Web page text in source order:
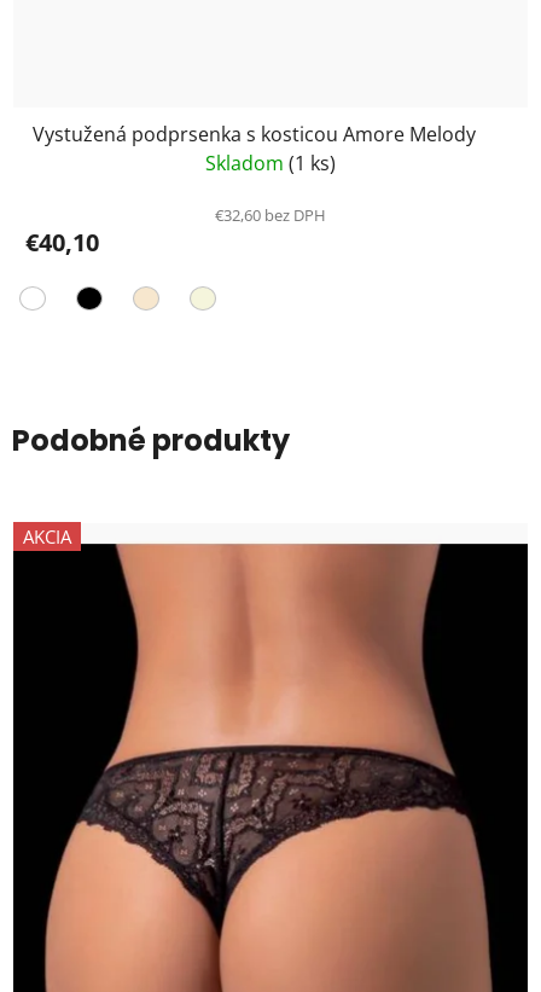
Vystužená podprsenka s kosticou Amore Melody
Skladom (1 ks)
€32,60 bez DPH
€40,10
Podobné produkty
AKCIA